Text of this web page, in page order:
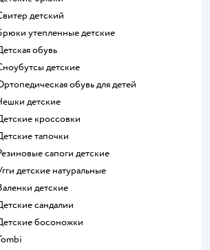
Свитер детский
Брюки утепленные детские
Детская обувь
Сноубутсы детские
Ортопедическая обувь для детей
Чешки детские
Детские кроссовки
Детские тапочки
Резиновые сапоги детские
Угги детские натуральные
Валенки детские
Детские сандалии
Детские босоножки
Tombi